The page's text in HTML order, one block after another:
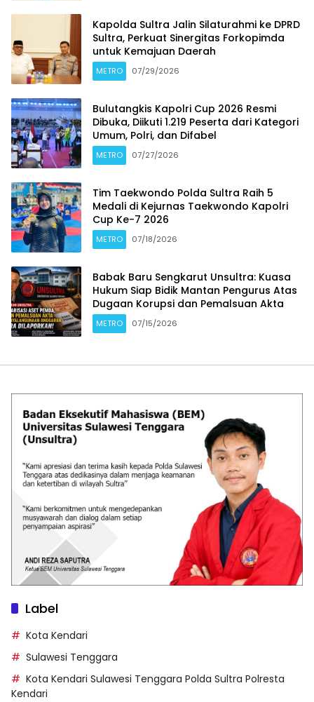
Kapolda Sultra Jalin Silaturahmi ke DPRD
Sultra, Perkuat Sinergitas Forkopimda
untuk Kemajuan Daerah
METRO 07/29/2026
Bulutangkis Kapolri Cup 2026 Resmi
Dibuka, Diikuti 1.219 Peserta dari Kategori
Umum, Polri, dan Difabel
METRO 07/27/2026
Tim Taekwondo Polda Sultra Raih 5
Medali di Kejurnas Taekwondo Kapolri
Cup Ke-7 2026
METRO 07/18/2026
Babak Baru Sengkarut Unsultra: Kuasa
Hukum Siap Bidik Mantan Pengurus Atas
Dugaan Korupsi dan Pemalsuan Akta
METRO 07/15/2026
Label
Kota Kendari
Sulawesi Tenggara
Kota Kendari Sulawesi Tenggara Polda Sultra Polresta
Kendari